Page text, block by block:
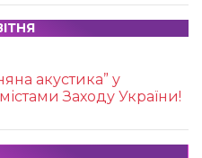
акустика” у
Заходу України!